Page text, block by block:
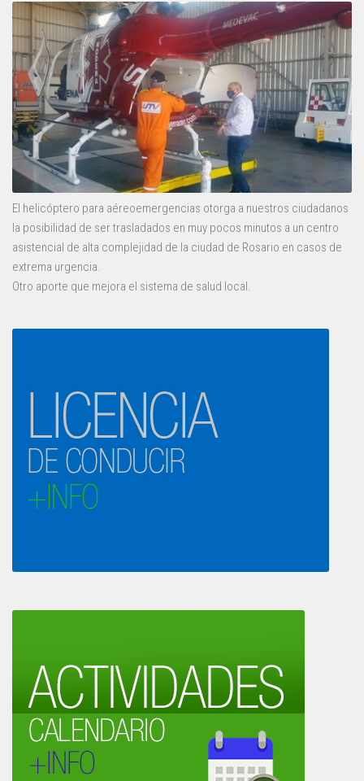
El helicóptero para aéreoemergencias otorga a nuestros ciudadanos
la posibilidad de ser trasladados en muy pocos minutos a un centro
asistencial de alta complejidad de la ciudad de Rosario en casos de
extrema urgencia.
Otro aporte que mejora el sistema de salud local.